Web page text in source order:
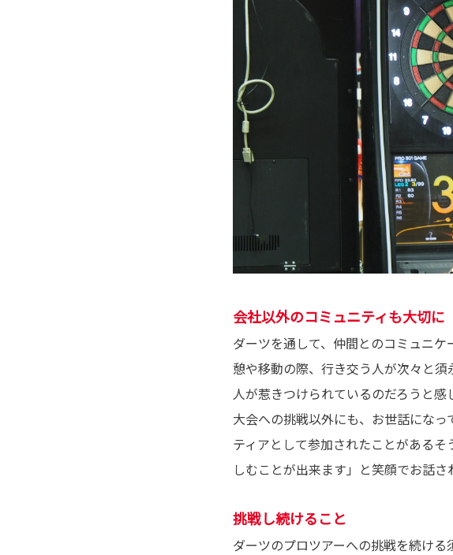
会社以外のコミュニティも大切に
ダーツを通して、仲間とのコミュニ
憩や移動の際、行き交う人が次々と
人が惹きつけられているのだろうと感
大会への挑戦以外にも、お世話にな
ティアとして参加されたことがある
しむことが出来ます」と笑顔でお話さ
挑戦し続けること
ダーツのプロツアーへの挑戦を続け